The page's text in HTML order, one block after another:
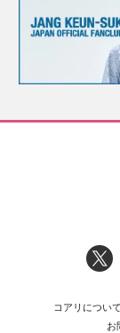
コアリについて
お